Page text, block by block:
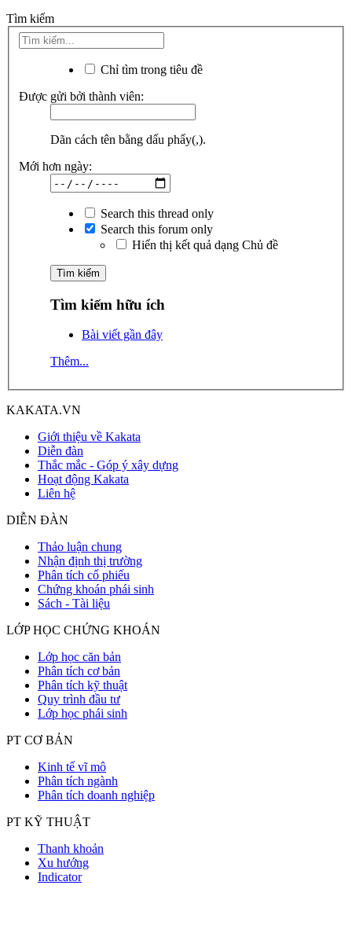
Tìm kiếm
Chỉ tìm trong tiêu đề
Được gửi bởi thành viên:
Dãn cách tên bằng dấu phẩy(,).
Mới hơn ngày:
Search this thread only
Search this forum only
Hiển thị kết quả dạng Chủ đề
Tìm kiếm hữu ích
Bài viết gần đây
Thêm...
KAKATA.VN
Giới thiệu về Kakata
Diễn đàn
Thắc mắc - Góp ý xây dựng
Hoạt động Kakata
Liên hệ
DIỄN ĐÀN
Thảo luận chung
Nhận định thị trường
Phân tích cổ phiếu
Chứng khoán phái sinh
Sách - Tài liệu
LỚP HỌC CHỨNG KHOÁN
Lớp học căn bản
Phân tích cơ bản
Phân tích kỹ thuật
Quy trình đầu tư
Lớp học phái sinh
PT CƠ BẢN
Kinh tế vĩ mô
Phân tích ngành
Phân tích doanh nghiệp
PT KỸ THUẬT
Thanh khoản
Xu hướng
Indicator